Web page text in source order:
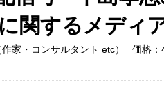
関するメディ
家・コンサルタント etc）
価格：